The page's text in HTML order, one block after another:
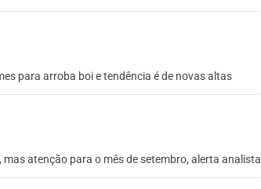
para arroba boi e tendência é de novas altas
atenção para o mês de setembro, alerta analista